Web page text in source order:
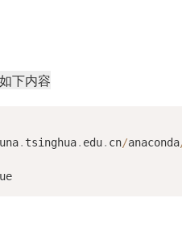
下内容
. tsinghua. edu. cn/anaconda